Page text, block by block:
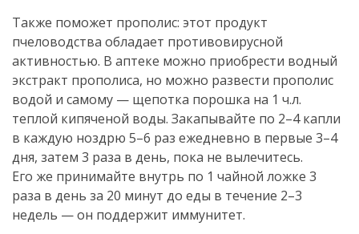
Также поможет прополис: этот продукт
пчеловодства обладает противовирусной
активностью. В аптеке можно приобрести водный
экстракт прополиса, но можно развести прополис
водой и самому — щепотка порошка на 1 ч.л.
теплой кипяченой воды. Закапывайте по 2–4 капли
в каждую ноздрю 5–6 раз ежедневно в первые 3–4
дня, затем 3 раза в день, пока не вылечитесь.
Его же принимайте внутрь по 1 чайной ложке 3
раза в день за 20 минут до еды в течение 2–3
недель — он поддержит иммунитет.